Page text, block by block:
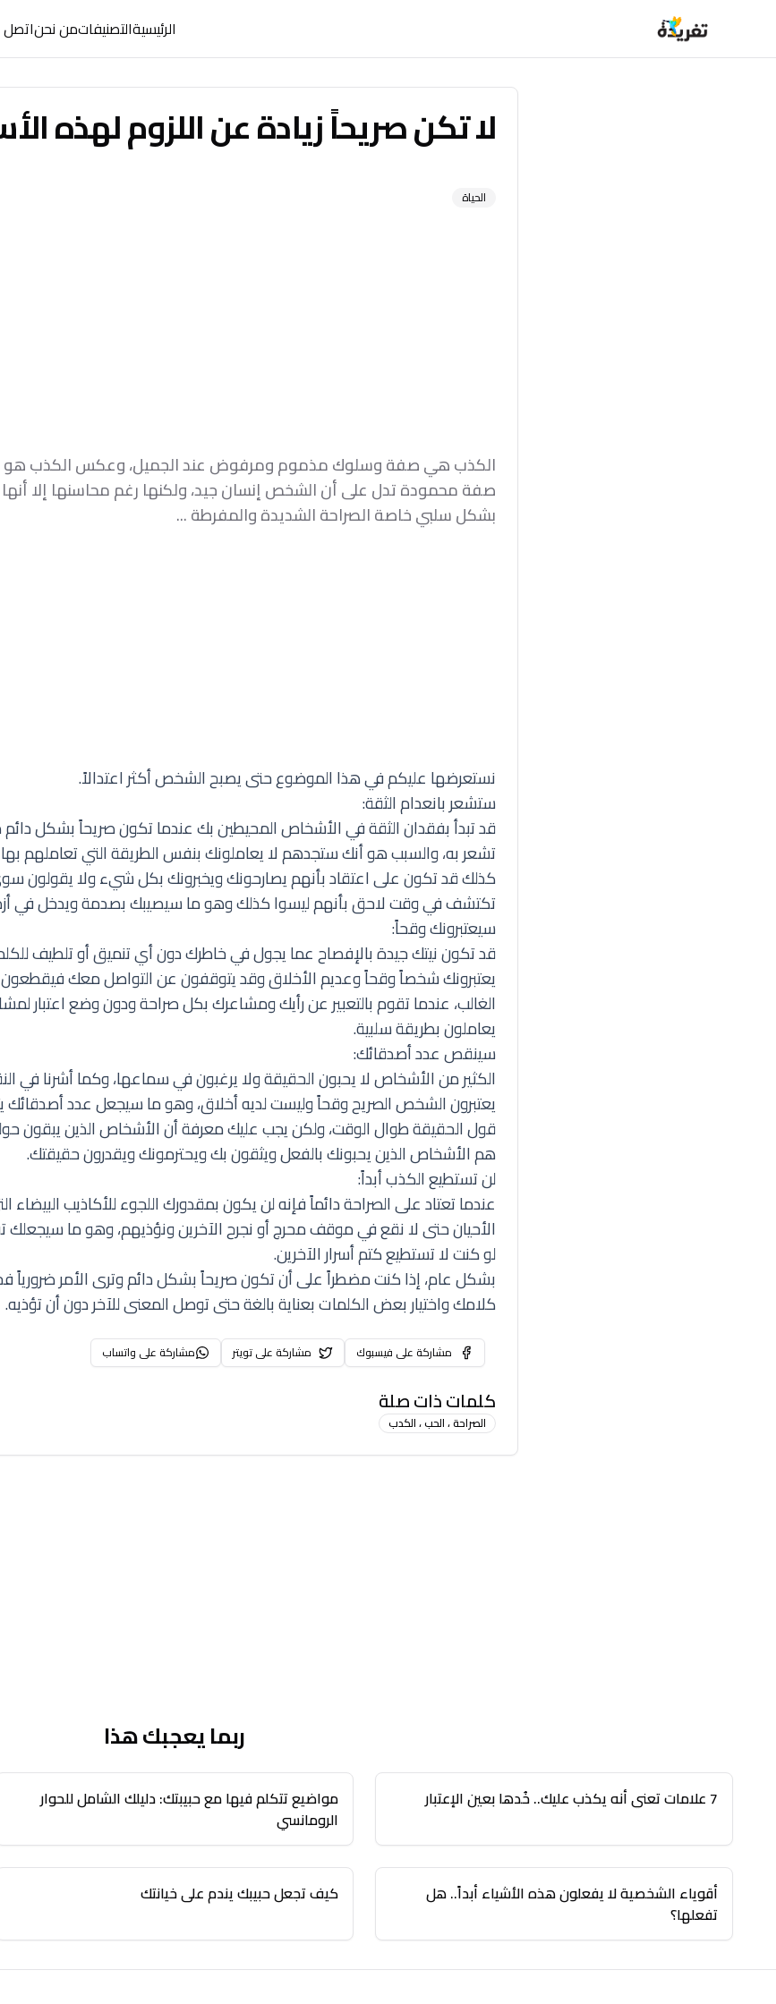
الرئيسيةالتصنيفاتمن نحناتصل
لا تكن صريحاً زيادة عن اللزوم لهذه
الحياة
الكذب هي صفة وسلوك مذموم ومرفوض عند الجميل، وعكس الكذب هو
صفة محمودة تدل على أن الشخص إنسان جيد، ولكنها رغم محاسنها إلا
بشكل سلبي خاصة الصراحة الشديدة والمفرطة ...
نستعرضها عليكم في هذا الموضوع حتى يصبح الشخص أكثر اعتدالاً.
ستشعر بانعدام الثقة:
قد تبدأ بفقدان الثقة في الأشخاص المحيطين بك عندما تكون صريحاً بشكل
تشعر به، والسبب هو أنك ستجدهم لا يعاملونك بنفس الطريقة التي تعاملهم بها
كذلك قد تكون على اعتقاد بأنهم يصارحونك ويخبرونك بكل شيء ولا يقولون
تكتشف في وقت لاحق بأنهم ليسوا كذلك وهو ما سيصيبك بصدمة ويدخل في
سيعتبرونك وقحاً:
قد تكون نيتك جيدة بالإفصاح عما يجول في خاطرك دون أي تنميق أو تلطيف
يعتبرونك شخصاً وقحاً وعديم الأخلاق وقد يتوقفون عن التواصل معك
الغالب، عندما تقوم بالتعبير عن رأيك ومشاعرك بكل صراحة ودون وضع اعتبار
يعاملون بطريقة سلبية.
سينقص عدد أصدقائك:
الكثير من الأشخاص لا يحبون الحقيقة ولا يرغبون في سماعها، وكما أشرنا في
يعتبرون الشخص الصريح وقحاً وليست لديه أخلاق، وهو ما سيجعل عدد أصدقائك
قول الحقيقة طوال الوقت، ولكن يجب عليك معرفة أن الأشخاص الذين يبقون
هم الأشخاص الذين يحبونك بالفعل ويثقون بك ويحترمونك ويقدرون حقيقتك.
لن تستطيع الكذب أبداً:
عندما تعتاد على الصراحة دائماً فإنه لن يكون بمقدورك اللجوء للأكاذيب
الأحيان حتى لا نقع في موقف محرج أو نجرح الآخرين ونؤذيهم، وهو ما
لو كنت لا تستطيع كتم أسرار الآخرين.
بشكل عام، إذا كنت مضطراً على أن تكون صريحاً بشكل دائم وترى الأمر ضرورياً
كلامك واختيار بعض الكلمات بعناية بالغة حتى توصل المعنى للآخر دون أن تؤذيه.
مشاركة على فيسبوك مشاركة على تويتر مشاركة على واتساب
كلمات ذات صلة
الصراحة ، الحب ، الكدب
ربما يعجبك هذا
7 علامات تعني أنه يكذب عليك.. خُدها بعين الإعتبار
مواضيع تتكلم فيها مع حبيبتك: دليلك الشامل للحوار
الرومانسي
أقوياء الشخصية لا يفعلون هذه الأشياء أبداً.. هل
تفعلها؟
كيف تجعل حبيبك يندم على خيانتك